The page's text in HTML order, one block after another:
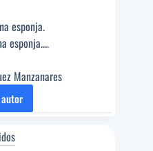
esponja.
esponja....
Manzanares